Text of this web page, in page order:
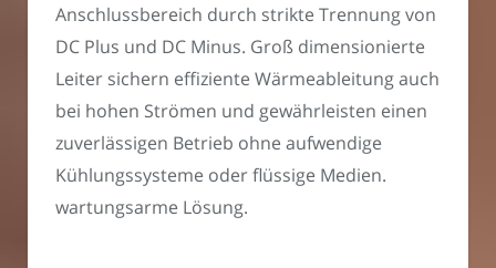
Anschlussbereich durch strikte Trennung von
DC Plus und DC Minus. Groß dimensionierte
Leiter sichern effiziente Wärmeableitung auch
bei hohen Strömen und gewährleisten einen
zuverlässigen Betrieb ohne aufwendige
Kühlungssysteme oder flüssige Medien.
wartungsarme Lösung.